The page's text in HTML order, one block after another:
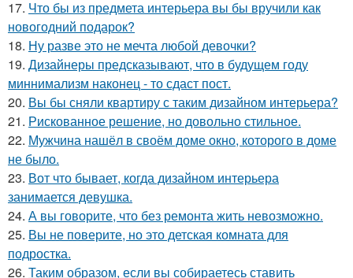
17. Что бы из предмета интерьера вы бы вручили как
новогодний подарок?
18. Ну разве это не мечта любой девочки?
19. Дизайнеры предсказывают, что в будущем году
миннимализм наконец - то сдаст пост.
20. Вы бы сняли квартиру с таким дизайном интерьера?
21. Рискованное решение, но довольно стильное.
22. Мужчина нашёл в своём доме окно, которого в доме
не было.
23. Вот что бывает, когда дизайном интерьера
занимается девушка.
24. А вы говорите, что без ремонта жить невозможно.
25. Вы не поверите, но это детская комната для
подростка.
26. Таким образом, если вы собираетесь ставить